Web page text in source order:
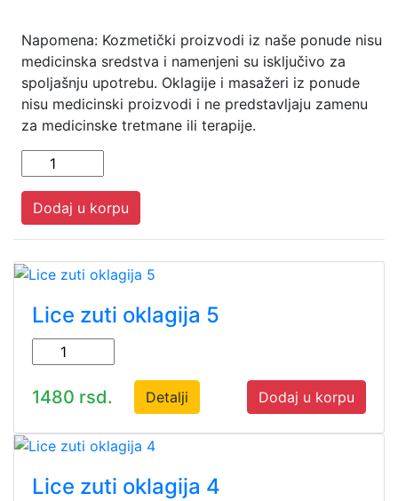
Napomena: Kozmetički proizvodi iz naše ponude nisu
medicinska sredstva i namenjeni su isključivo za
spoljašnju upotrebu. Oklagije i masažeri iz ponude
nisu medicinski proizvodi i ne predstavljaju zamenu
za medicinske tretmane ili terapije.
Dodaj u korpu
Lice zuti oklagija 5
1480 rsd. Detalji Dodaj u korpu
Lice zuti oklagija 4